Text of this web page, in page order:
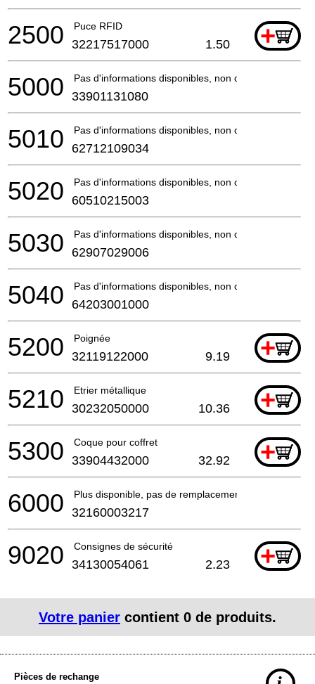
Puce RFID +
2500 32217517000 1.50
Pas d'informations disponibles, non commandable
5000 33901131080
Pas d'informations disponibles, non commandable
5010 62712109034
Pas d'informations disponibles, non commandable
5020 60510215003
Pas d'informations disponibles, non commandable
5030 62907029006
Pas d'informations disponibles, non commandable
5040 64203001000
Poignée +
5200 32119122000 9.19
Etrier métallique +
5210 30232050000 10.36
Coque pour coffret +
5300 33904432000 32.92
Plus disponible, pas de remplacement
6000 32160003217
Consignes de sécurité +
9020 34130054061 2.23
Votre panier contient 0 de produits.
Pièces de rechange